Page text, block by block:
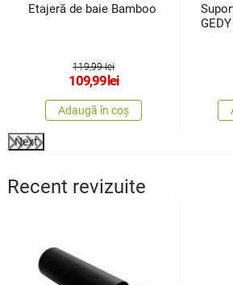
Etajeră de baie Bamboo
119,99 lei
109,99 lei
Adaugă în coș
Next
Recent revizuite